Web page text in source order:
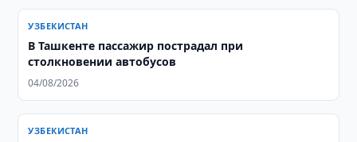
УЗБЕКИСТАН
В Ташкенте пассажир пострадал при
столкновении автобусов
04/08/2026
УЗБЕКИСТАН